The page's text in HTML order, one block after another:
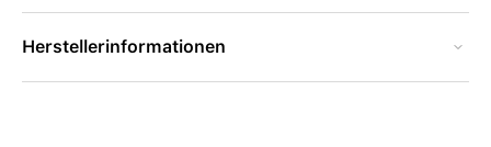
Herstellerinformationen